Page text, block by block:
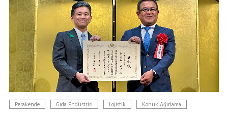
Perakende Gıda Endüstrisi Lojistik Konuk Ağırlama